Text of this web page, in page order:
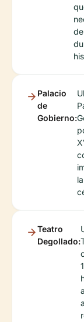
Palacio
de
Gobierno:
Teatro
Degollado: